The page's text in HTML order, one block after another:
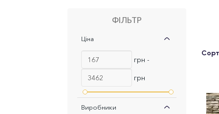
ФІЛЬТР
Ціна
грн -
грн
Виробники